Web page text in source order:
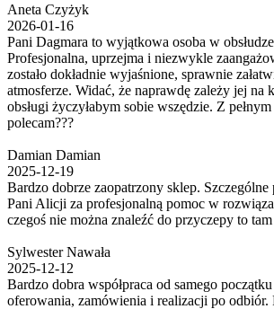
Aneta Czyżyk
2026-01-16
Pani Dagmara to wyjątkowa osoba w
Profesjonalna, uprzejma i niezwykle
zostało dokładnie wyjaśnione, sprawnie
atmosferze. Widać, że naprawdę zależy jej na
obsługi życzyłabym sobie wszędzie. Z
polecam???
Damian Damian
2025-12-19
Bardzo dobrze zaopatrzony sklep.
Pani Alicji za profesjonalną pomoc w
czegoś nie można znaleźć do przyczepy to
Sylwester Nawała
2025-12-12
Bardzo dobra współpraca od samego
oferowania, zamówienia i realizacji po odbiór.